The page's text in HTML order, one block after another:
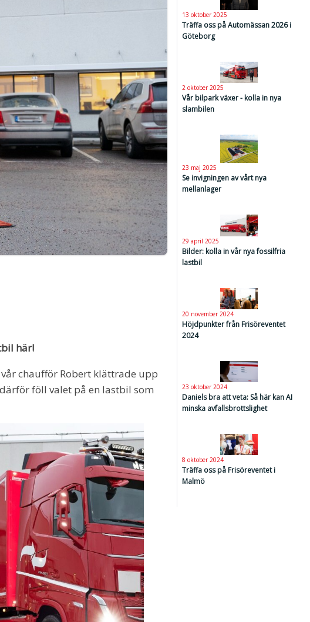
här!
chaufför Robert klättrade upp
föll valet på en lastbil som
13 oktober 2025
Träffa oss på Automässan 2026 i
Göteborg
2 oktober 2025
Vår bilpark växer - kolla in nya
slambilen
23 maj 2025
Se invigningen av vårt nya
mellanlager
29 april 2025
Bilder: kolla in vår nya fossilfria
lastbil
20 november 2024
Höjdpunkter från Frisöreventet
2024
23 oktober 2024
Daniels bra att veta: Så här kan AI
minska avfallsbrottslighet
8 oktober 2024
Träffa oss på Frisöreventet i
Malmö